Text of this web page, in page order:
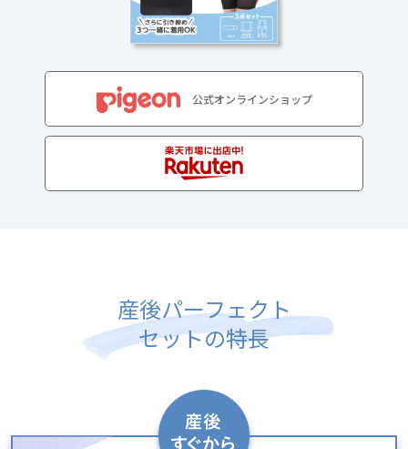
公式オンラインショップ
産後パーフェクト
セットの特長